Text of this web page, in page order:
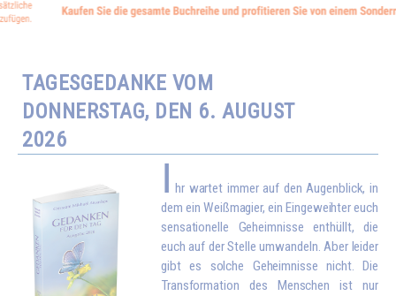
TAGESGEDANKE VOM
DONNERSTAG, DEN 6. AUGUST
2026
I hr wartet immer auf den Augenblick, in
dem ein Weißmagier, ein Eingeweihter euch
sensationelle Geheimnisse enthüllt, die
euch auf der Stelle umwandeln. Aber leider
gibt es solche Geheimnisse nicht. Die
Transformation des Menschen ist nur